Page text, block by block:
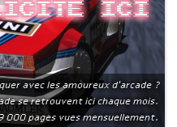
ici
avec les amoureux d'arcade ?
se retrouvent ici chaque mois.
000 pages vues mensuellement.